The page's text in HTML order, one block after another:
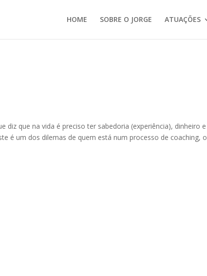
HOME SOBRE O JORGE ATUAÇÕES
diz que na vida é preciso ter sabedoria (experiência), dinheiro e
é um dos dilemas de quem está num processo de coaching, o